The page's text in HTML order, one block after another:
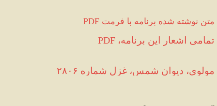
PDF متن نوشته شده برنامه با فرمت
PDF ،تمامی اشعار این برنامه
مولوی، دیوان شمس، غزل شماره ۲۸۰۶